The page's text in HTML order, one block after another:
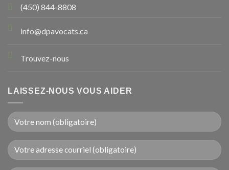
(450) 844-8808
info@dpavocats.ca
Trouvez-nous
LAISSEZ-NOUS VOUS AIDER